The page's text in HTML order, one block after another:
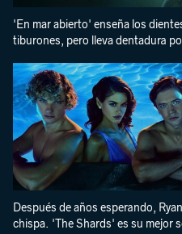
'En mar abierto' enseña los
tiburones, pero lleva dentadura
Después de años esperando,
chispa. 'The Shards' es su mejor